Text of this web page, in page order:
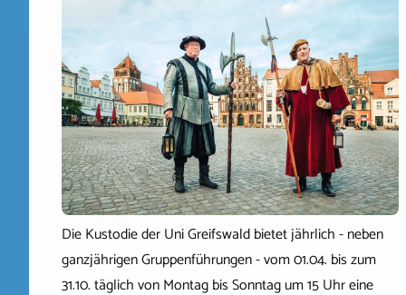
Die Kustodie der Uni Greifswald bietet jährlich - neben
ganzjährigen Gruppenführungen - vom 01.04. bis zum
31.10. täglich von Montag bis Sonntag um 15 Uhr eine